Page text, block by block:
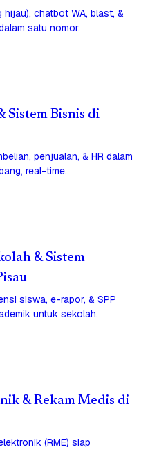
hijau), chatbot WA, blast, &
satu nomor.
Sistem Bisnis di
penjualan, & HR dalam
real-time.
& Sistem
siswa, e-rapor, & SPP
untuk sekolah.
& Rekam Medis di
(RME) siap